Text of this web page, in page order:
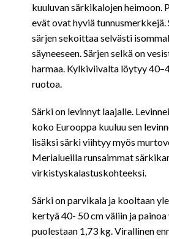
kuuluvan särkikalojen heimoon.
evät ovat hyviä
särjen sekoittaa selvästi
säyneeseen. Särjen selkä on
harmaa. Kylkiviivalta löytyy
ruotoa.
Särki on levinnyt laajalle.
koko Eurooppa kuuluu sen
lisäksi särki viihtyy myös
Merialueilla runsaimmat
virkistyskalastuskohteeksi.
Särki on parvikala ja kooltaan
kertyä 40- 50 cm väliin ja
puolestaan 1,73 kg. Virallinen